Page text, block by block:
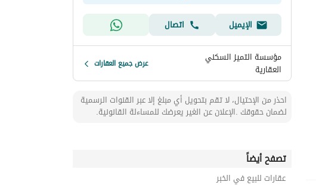
الإيميل
اتصال
مؤسسة التميز السكني
العقارية عرض جميع العقارات
احذر من الإحتيال، لا تقم بتحويل أي مبلغ إلا عبر القنوات الرسمية
لضمان حقوقك .الإعلان عن الغير يعرضك للمساءلة القانونية.
تصفح أيضاً
عقارات للبيع في الخبر